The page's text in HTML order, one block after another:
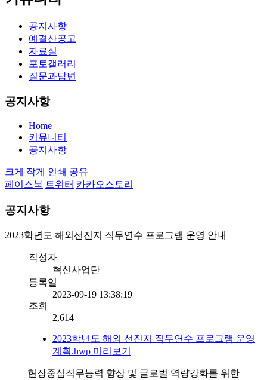
공지사항
예결산공고
자료실
포토갤러리
질문과답변
공지사항
Home
커뮤니티
공지사항
크게 작게 인쇄 공유
페이스북 트위터 카카오스토리
공지사항
2023학년도 해외선진지 직무연수 프로그램 운영 안내
작성자
혁신사업단
등록일
2023-09-19 13:38:19
조회
2,614
2023학년도 해외 선진지 직무연수 프로그램 운영
계획.hwp 미리보기
현장중심직무능력 향상 및 글로벌 역량강화를 위한